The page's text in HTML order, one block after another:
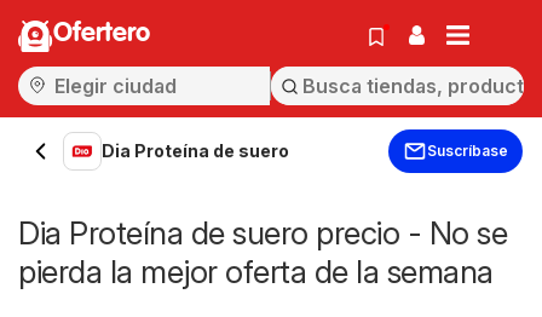
Ofertero
Dia Proteína de suero Suscríbase
Dia Proteína de suero precio - No se
pierda la mejor oferta de la semana